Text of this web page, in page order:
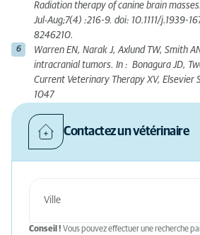
Radiation therapy of canine brain
Jul-Aug;7(4) :216-9. doi: 10.1111/j.1939-
8246210.
Warren EN, Narak J, Axlund TW, Smith
intracranial tumors. In : Bonagura JD,
Current Veterinary Therapy XV, Elsevier
1047
Contactez un vétérinaire
Conseil ! Vous pouvez effectuer une recherche